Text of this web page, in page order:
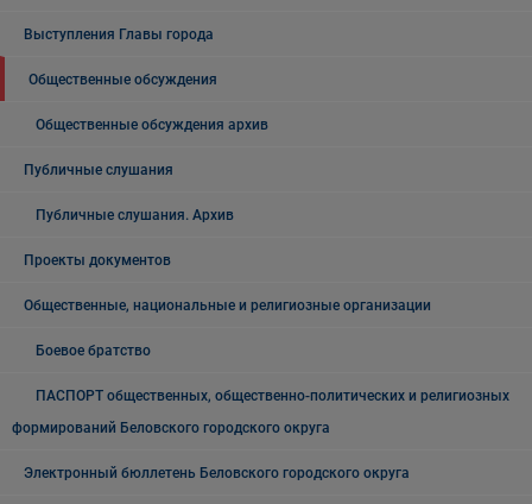
Выступления Главы города
Общественные обсуждения
Общественные обсуждения архив
Публичные слушания
Публичные слушания. Архив
Проекты документов
Общественные, национальные и религиозные организации
Боевое братство
ПАСПОРТ общественных, общественно-политических и религиозных
формирований Беловского городского округа
Электронный бюллетень Беловского городского округа